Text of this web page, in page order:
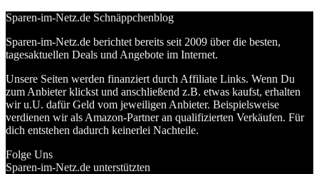
Sparen-im-Netz.de Schnäppchenblog
Sparen-im-Netz.de berichtet bereits seit 2009 über die besten,
tagesaktuellen Deals und Angebote im Internet.
Unsere Seiten werden finanziert durch Affiliate Links. Wenn Du
zum Anbieter klickst und anschließend z.B. etwas kaufst, erhalten
wir u.U. dafür Geld vom jeweiligen Anbieter. Beispielsweise
verdienen wir als Amazon-Partner an qualifizierten Verkäufen. Für
dich entstehen dadurch keinerlei Nachteile.
Folge Uns
Sparen-im-Netz.de unterstützten